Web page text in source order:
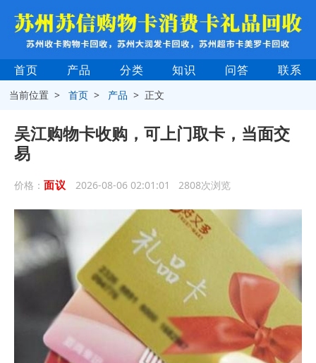
首页 产品 分类 知识 问答 联系
当前位置 >首页 > 产品 > 正文
吴江购物卡收购，可上门取卡，当面交
易
价格： 面议 2026-08-06 02:01:01 2808次浏览